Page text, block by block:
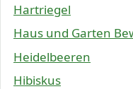
Hartriegel
Haus und Garten
Heidelbeeren
Hibiskus